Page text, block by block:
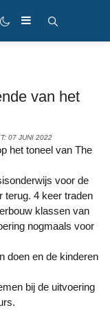
van het
07 JUNI 2022
voor de
terug. 4 keer traden
klassen van
nogmaals voor
doen en de kinderen
bij de uitvoering